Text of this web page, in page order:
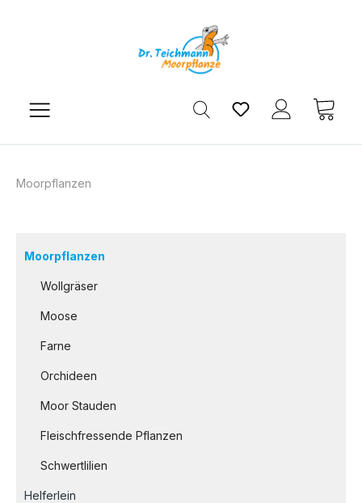
Du hast 0
Moorpflanzen
Moorpflanzen
Wollgräser
Moose
Farne
Orchideen
Moor Stauden
Fleischfressende Pflanzen
Schwertlilien
Helferlein